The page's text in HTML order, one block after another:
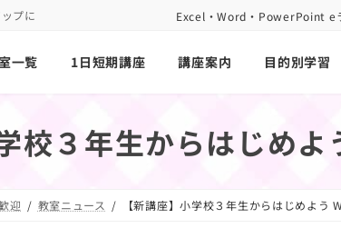
プに Excel・Word・PowerPoint e
一覧 1日短期講座 講座案内 目的別学習
校３年生からはじめ
迎 教室ニュース 【新講座】小学校３年生からはじめよう